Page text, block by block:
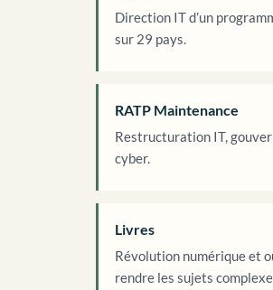
Direction IT d’un
sur 29 pays.
RATP Maintenance
Restructuration IT,
cyber.
Livres
Révolution numérique et
rendre les sujets